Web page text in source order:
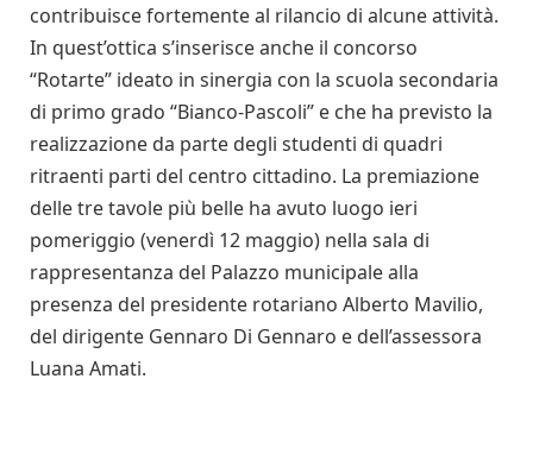
contribuisce fortemente al rilancio di alcune attività.
In quest’ottica s’inserisce anche il concorso
“Rotarte” ideato in sinergia con la scuola secondaria
di primo grado “Bianco-Pascoli” e che ha previsto la
realizzazione da parte degli studenti di quadri
ritraenti parti del centro cittadino. La premiazione
delle tre tavole più belle ha avuto luogo ieri
pomeriggio (venerdì 12 maggio) nella sala di
rappresentanza del Palazzo municipale alla
presenza del presidente rotariano Alberto Mavilio,
del dirigente Gennaro Di Gennaro e dell’assessora
Luana Amati.